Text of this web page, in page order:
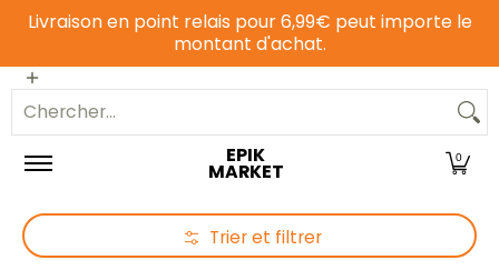
Passer au contenu principal
Livraison en point relais pour 6,99€ peut importe le
montant d'achat.
Epicerie sucrée
Chercher...
EPIK
MARKET
0
Passer au contenu principalTrier et filtrer